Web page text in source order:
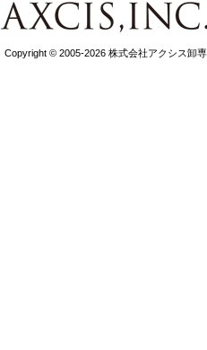
Copyright © 2005-2026 株式会社アクシス卸